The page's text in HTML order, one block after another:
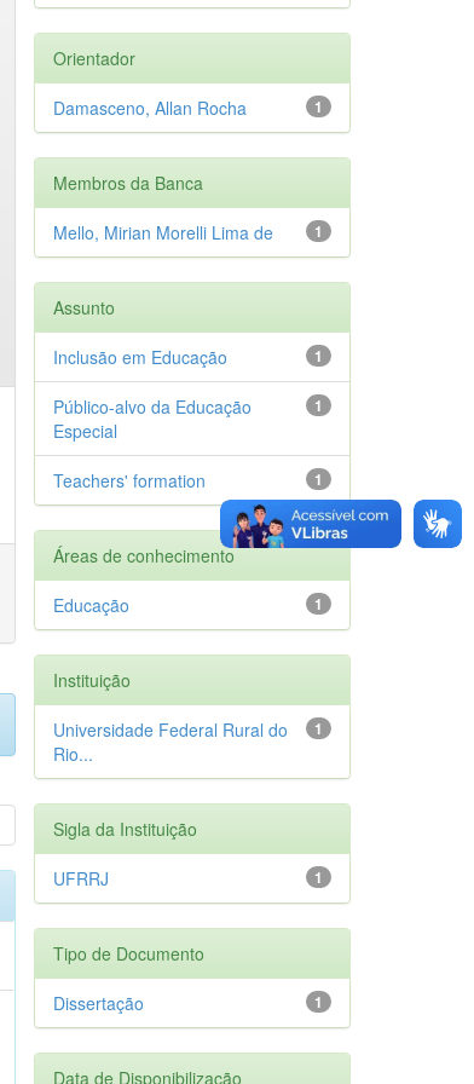
Orientador
1
Damasceno, Allan Rocha
Membros da Banca
1
Mello, Mirian Morelli Lima de
Assunto
1
Inclusão em Educação
1
Público-alvo da Educação
Especial
1
Teachers' formation
Áreas de conhecimento
1
Educação
Instituição
1
Universidade Federal Rural do
Rio...
Sigla da Instituição
1
UFRRJ
Tipo de Documento
1
Dissertação
Data de Disponibilização